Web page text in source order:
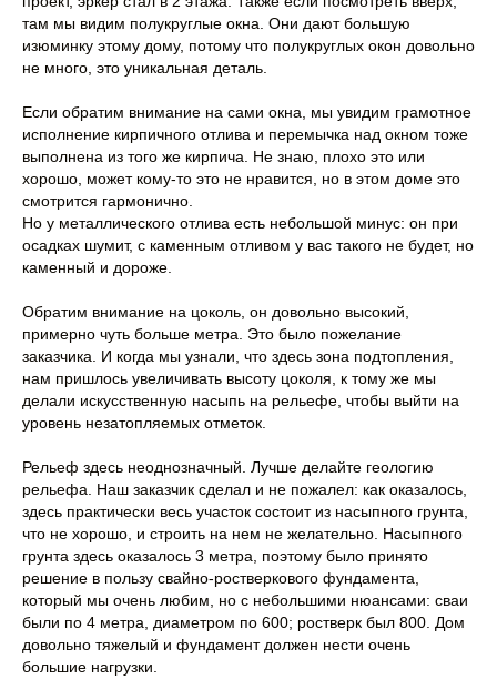
там мы видим полукруглые окна. Они дают большую
изюминку этому дому, потому что полукруглых окон довольно
не много, это уникальная деталь.
Если обратим внимание на сами окна, мы увидим грамотное
исполнение кирпичного отлива и перемычка над окном тоже
выполнена из того же кирпича. Не знаю, плохо это или
хорошо, может кому-то это не нравится, но в этом доме это
смотрится гармонично.
Но у металлического отлива есть небольшой минус: он при
осадках шумит, с каменным отливом у вас такого не будет, но
каменный и дороже.
Обратим внимание на цоколь, он довольно высокий,
примерно чуть больше метра. Это было пожелание
заказчика. И когда мы узнали, что здесь зона подтопления,
нам пришлось увеличивать высоту цоколя, к тому же мы
делали искусственную насыпь на рельефе, чтобы выйти на
уровень незатопляемых отметок.
Рельеф здесь неоднозначный. Лучше делайте геологию
рельефа. Наш заказчик сделал и не пожалел: как оказалось,
здесь практически весь участок состоит из насыпного грунта,
что не хорошо, и строить на нем не желательно. Насыпного
грунта здесь оказалось 3 метра, поэтому было принято
решение в пользу свайно-ростверкового фундамента,
который мы очень любим, но с небольшими нюансами: сваи
были по 4 метра, диаметром по 600; ростверк был 800. Дом
довольно тяжелый и фундамент должен нести очень
большие нагрузки.